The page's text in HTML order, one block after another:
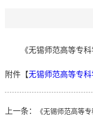
《无锡师范高等专
附件【无锡师范高等专
上一条： 《无锡师范高等